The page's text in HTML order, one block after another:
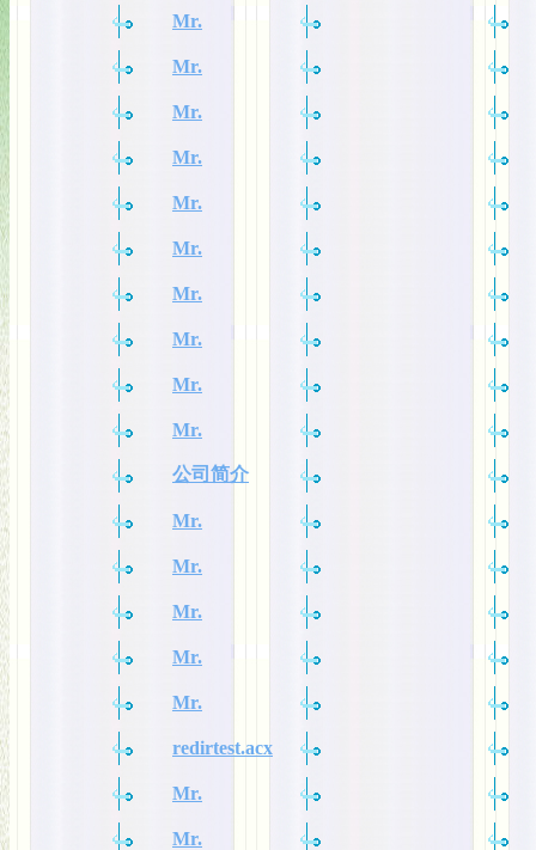
Mr.
Mr.
Mr.
Mr.
Mr.
Mr.
Mr.
Mr.
Mr.
Mr.
公司简介
Mr.
Mr.
Mr.
Mr.
Mr.
redirtest.acx
Mr.
Mr.